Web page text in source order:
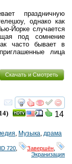
праздничную
однако как
Йорке случается
под сомнение
часто бывает в
лица
Скачать и Смотреть
смотреть
14
, Музыка, драма
720 Завершён
Экранизация